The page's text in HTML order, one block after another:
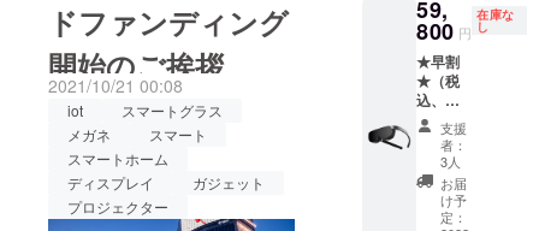
す。全体的なイメージを数
単語で表すとです。これか
ら、着用した感想などを
アップしていきますので、
乞うご期待ください！
ドファンディング
開始のご挨拶
2021/10/21 00:08
iot
スマートグラス
メガネ
スマート
スマートホーム
ディスプレイ
ガジェット
プロジェクター
取扱説
明書
❽協創
ビジネ
スワー
ク
ショッ
プ参加
券1名様
分
（メー
ルにて
スク ❹
イン
サート
レンズ
キット
❺ク
リーニ
ングク
ロス ❻
保証書
❼取扱
説明書
59,
800 円
在庫な
し
★早割
★（税
込、送
料込）
ディス
プレイ
グラス
1個 ❶
スマー
支援
者：
3人
お届
け予
定：